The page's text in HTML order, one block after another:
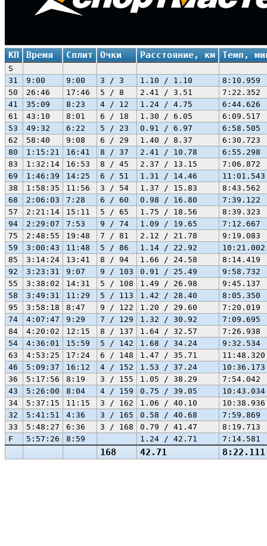
КП Время Сплит Очки Расстояние, км Темп,
168 42.71 8:22.111
S
31
9:00 9:00 3 / 3 1.10 / 1.10
8:10.959
50
26:46 17:46 5 / 8 2.41 / 3.51
7:22.352
41
35:09 8:23 4 / 12 1.24 / 4.75
6:44.626
61
43:10 8:01 6 / 18 1.30 / 6.05
6:09.517
53
49:32 6:22 5 / 23 0.91 / 6.97
6:58.505
62
58:40 9:08 6 / 29 1.40 / 8.37
6:30.723
80
1:15:21 16:41 8 / 37 2.41 / 10.78
6:55.298
83
1:32:14 16:53 8 / 45 2.37 / 13.15
7:06.872
69
1:46:39 14:25 6 / 51 1.31 / 14.46
11:01.543
38
1:58:35 11:56 3 / 54 1.37 / 15.83
8:43.562
68
2:06:03 7:28 6 / 60 0.98 / 16.80
7:39.122
57
2:21:14 15:11 5 / 65 1.75 / 18.56
8:39.323
94
2:29:07 7:53 9 / 74 1.09 / 19.65
7:12.667
75
2:48:55 19:48 7 / 81 2.12 / 21.78
9:19.083
59
3:00:43 11:48 5 / 86 1.14 / 22.92
10:21.002
85
3:14:24 13:41 8 / 94 1.66 / 24.58
8:14.419
92
3:23:31 9:07 9 / 103 0.91 / 25.49
9:58.732
55
3:38:02 14:31 5 / 108 1.49 / 26.98
9:45.137
58
3:49:31 11:29 5 / 113 1.42 / 28.40
8:05.350
95
3:58:18 8:47 9 / 122 1.20 / 29.60
7:20.019
74
4:07:47 9:29 7 / 129 1.32 / 30.92
7:09.695
84
4:20:02 12:15 8 / 137 1.64 / 32.57
7:26.938
54
4:36:01 15:59 5 / 142 1.68 / 34.24
9:32.534
63
4:53:25 17:24 6 / 148 1.47 / 35.71
11:48.320
46
5:09:37 16:12 4 / 152 1.53 / 37.24
10:36.173
36
5:17:56 8:19 3 / 155 1.05 / 38.29
7:54.042
43
5:26:00 8:04 4 / 159 0.75 / 39.05
10:43.034
34
5:37:15 11:15 3 / 162 1.06 / 40.10
10:38.936
32
5:41:51 4:36 3 / 165 0.58 / 40.68
7:59.869
33
5:48:27 6:36 3 / 168 0.79 / 41.47
8:19.713
F
5:57:26 8:59 1.24 / 42.71 7:14.581